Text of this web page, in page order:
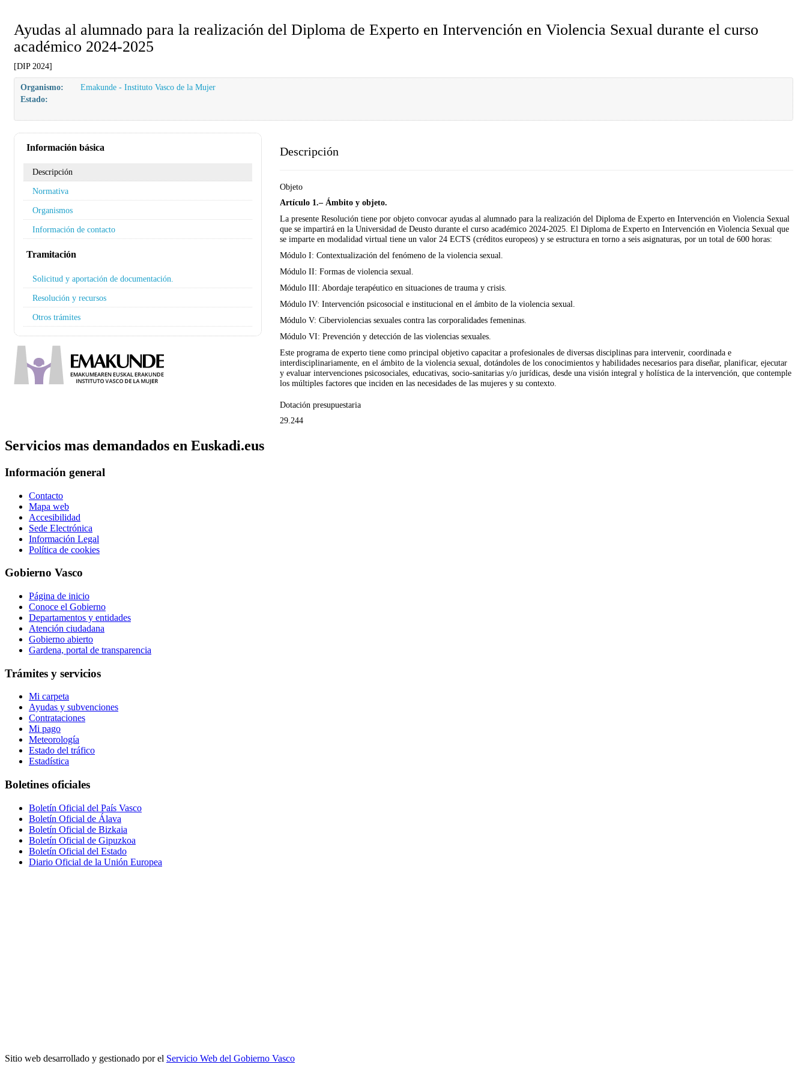
Ayudas al alumnado para la realización del Diploma de Experto en Intervención en Violencia Sexual durante el curso
académico 2024-2025
[DIP 2024]
Organismo:
Emakunde - Instituto Vasco de la Mujer
Estado:
Información básica
Descripción
Normativa
Organismos
Información de contacto
Tramitación
Solicitud y aportación de documentación.
Resolución y recursos
Otros trámites
Descripción
Objeto
Artículo 1.– Ámbito y objeto.
La presente Resolución tiene por objeto convocar ayudas al alumnado para la realización del Diploma de Experto en Intervención en Violencia Sexual
que se impartirá en la Universidad de Deusto durante el curso académico 2024-2025. El Diploma de Experto en Intervención en Violencia Sexual que
se imparte en modalidad virtual tiene un valor 24 ECTS (créditos europeos) y se estructura en torno a seis asignaturas, por un total de 600 horas:
Módulo I: Contextualización del fenómeno de la violencia sexual.
Módulo II: Formas de violencia sexual.
Módulo III: Abordaje terapéutico en situaciones de trauma y crisis.
Módulo IV: Intervención psicosocial e institucional en el ámbito de la violencia sexual.
Módulo V: Ciberviolencias sexuales contra las corporalidades femeninas.
Módulo VI: Prevención y detección de las violencias sexuales.
Este programa de experto tiene como principal objetivo capacitar a profesionales de diversas disciplinas para intervenir, coordinada e
interdisciplinariamente, en el ámbito de la violencia sexual, dotándoles de los conocimientos y habilidades necesarios para diseñar, planificar, ejecutar
y evaluar intervenciones psicosociales, educativas, socio-sanitarias y/o jurídicas, desde una visión integral y holística de la intervención, que contemple
los múltiples factores que inciden en las necesidades de las mujeres y su contexto.
Dotación presupuestaria
29.244
Servicios mas demandados en Euskadi.eus
Información general
Contacto
Mapa web
Accesibilidad
Sede Electrónica
Información Legal
Política de cookies
Gobierno Vasco
Página de inicio
Conoce el Gobierno
Departamentos y entidades
Atención ciudadana
Gobierno abierto
Gardena, portal de transparencia
Trámites y servicios
Mi carpeta
Ayudas y subvenciones
Contrataciones
Mi pago
Meteorología
Estado del tráfico
Estadística
Boletines oficiales
Boletín Oficial del País Vasco
Boletín Oficial de Álava
Boletín Oficial de Bizkaia
Boletín Oficial de Gipuzkoa
Boletín Oficial del Estado
Diario Oficial de la Unión Europea
Sitio web desarrollado y gestionado por el Servicio Web del Gobierno Vasco